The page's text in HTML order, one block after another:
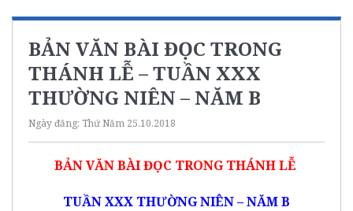
BẢN VĂN BÀI ĐỌC TRONG
THÁNH LỄ – TUẦN XXX
THƯỜNG NIÊN – NĂM B
Ngày đăng: Thứ Năm 25.10.2018
BẢN VĂN BÀI ĐỌC TRONG THÁNH LỄ
TUẦN XXX THƯỜNG NIÊN – NĂM B